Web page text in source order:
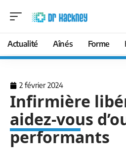
Actualité Aînés Forme
2 février 2024
Infirmière
aidez-vous
performants